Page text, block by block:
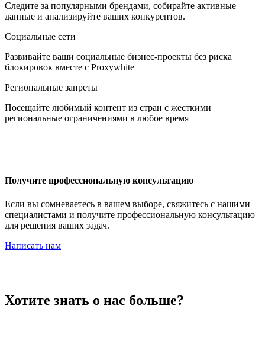
Индонезия
Иран
Следите за популярными брендами, собирайте активные
данные и анализируйте ваших конкурентов.
Социальные сети
Развивайте ваши социальные бизнес-проекты без риска
блокировок вместе с Proxywhite
Региональные запреты
Посещайте любимый контент из стран с жесткими
региональные ограничениями в любое время
Получите профессиональную консультацию
Если вы сомневаетесь в вашем выборе, свяжитесь с нашими
специалистами и получите профессиональную консультацию
для решения ваших задач.
Написать нам
Хотите знать о нас больше?